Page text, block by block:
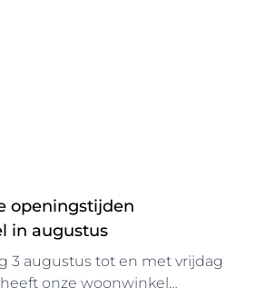
openingstijden
in augustus
3 augustus tot en met vrijdag
onze woonwinkel